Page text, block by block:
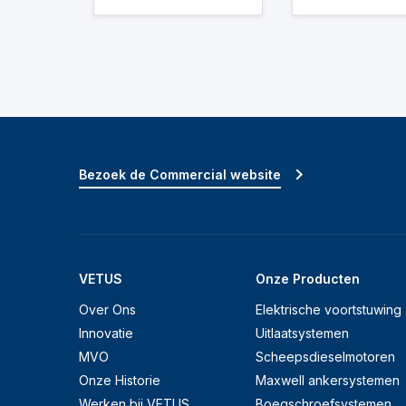
VETUS
Over Ons
Innovatie
MVO
Onze Historie
Onze Producten
Elektrische voortstuwing
Uitlaatsystemen
Scheepsdieselmotoren
Maxwell ankersystemen
Bezoek de Commercial website